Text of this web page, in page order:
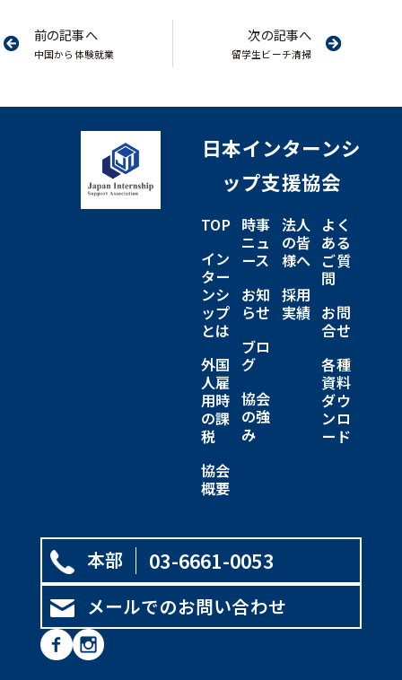
前の記事へ
中国から体験就業
次の記事へ
留学生ビーチ清掃
日本インターンシ
ップ支援協会
TOP
イン
ター
ンシ
ップ
とは
外国
人雇
用時
の課
税
協会
概要
時事
ニュ
ース
お知
らせ
ブロ
グ
協会
の強
み
法人
の皆
様へ
採用
実績
よく
ある
ご質
問
お問
合せ
各種
資料
ダウ
ンロ
ード
本部 03-6661-0053
メールでのお問い合わせ